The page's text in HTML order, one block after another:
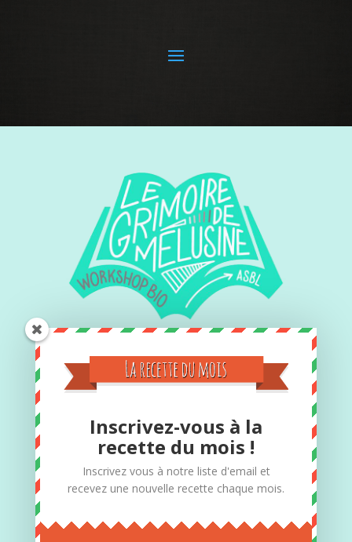
Contact
Si vous désirez des informations
complémentaires, vous pouvez toujours me
contacter par téléphone au 0497/12.24.20
Adresse : Rue de la station 41, 5370 Havelange
Numéro de compte : BE41 0017 7092 0310
Inscrivez-vous à la
recette du mois !
Inscrivez vous à notre liste d'email et
recevez une nouvelle recette chaque mois.